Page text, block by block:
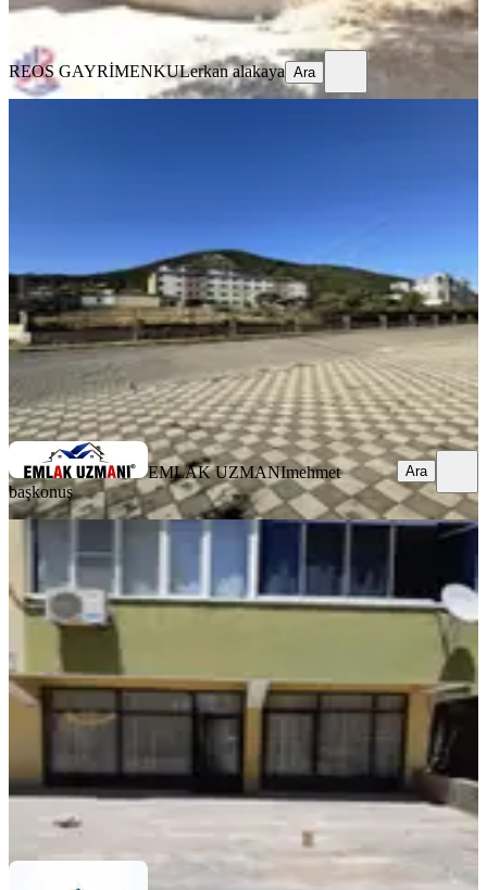
REOS GAYRİMENKULerkan alakaya Ara
4.500.000 ₺
EMLAK UZMANI mehmet başkonuş
Ara
EMLAK UZMANImehmet
başkonuş
Ara
Satılık Dükkan 50 Mt.selçuklu
Mah.4.000.000 Tl
Onikişubat, Selçuklu Mahallesi
4.000.000 ₺
Deniz EmlakDeniz Emlak